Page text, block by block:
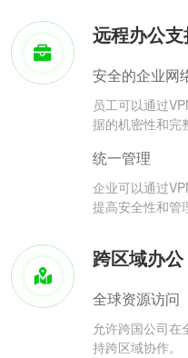
远程办公
安全的企业网
员工可以通过
据的机密性和完
统一管理
企业可以通过
提高安全性和管
跨区域办公
全球资源访问
允许跨国公司在
持跨区域协作。